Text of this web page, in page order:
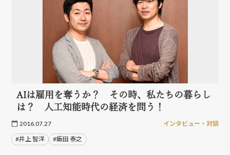
AIは雇用を奪うか？ その時、私たちの暮らし
は？ 人工知能時代の経済を問う！
2016.07.27 インタビュー・対談
#井上 智洋 #飯田 泰之